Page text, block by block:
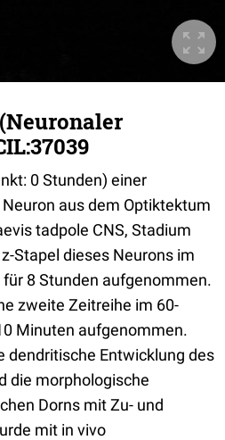
0 Stunden) einer
aus dem Optiktektum
tadpole CNS, Stadium
Stapel dieses Neurons im
8 Stunden aufgenommen.
zweite Zeitreihe im 60-
Minuten aufgenommen.
dendritische Entwicklung des
die morphologische
Dorns mit Zu- und
mit in vivo